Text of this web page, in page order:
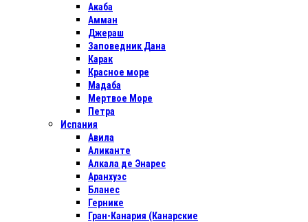
Акаба
Амман
Джераш
Заповедник Дана
Карак
Красное море
Мадаба
Мертвое Море
Петра
Испания
Авила
Аликанте
Алкала де Энарес
Аранхуэс
Бланес
Гернике
Гран-Канария (Канарские